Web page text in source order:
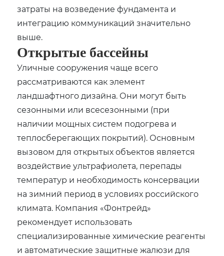
затраты на возведение фундамента и
интеграцию коммуникаций значительно
выше.
Открытые бассейны
Уличные сооружения чаще всего
рассматриваются как элемент
ландшафтного дизайна. Они могут быть
сезонными или всесезонными (при
наличии мощных систем подогрева и
теплосберегающих покрытий). Основным
вызовом для открытых объектов является
воздействие ультрафиолета, перепады
температур и необходимость консервации
на зимний период в условиях российского
климата. Компания «Фонтрейд»
рекомендует использовать
специализированные химические реагенты
и автоматические защитные жалюзи для